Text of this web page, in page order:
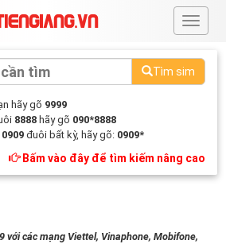
#
Tìm sim
hãy gõ 9999
8888 hãy gõ 090*8888
0909 đuôi bất kỳ, hãy gõ: 0909*
Bấm vào đây để tìm kiếm nâng cao
với các mạng Viettel, Vinaphone, Mobifone,